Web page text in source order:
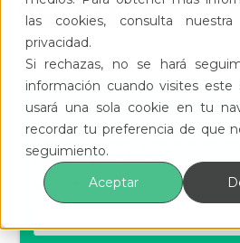
las cookies, consulta
privacidad.
Si rechazas, no se hará
información cuando visites este
usará una sola cookie en tu
recordar tu preferencia de que
seguimiento.
Aceptar
Estoy